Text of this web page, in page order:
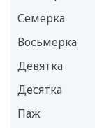
Семерка
Восьмерка
Девятка
Десятка
Паж